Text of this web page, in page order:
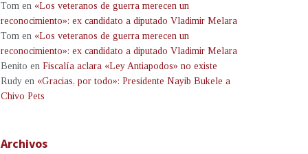
Tom en «Los veteranos de guerra merecen un
reconocimiento»: ex candidato a diputado Vladimir Melara
Tom en «Los veteranos de guerra merecen un
reconocimiento»: ex candidato a diputado Vladimir Melara
Benito en Fiscalía aclara «Ley Antiapodos» no existe
Rudy en «Gracias, por todo»: Presidente Nayib Bukele a
Chivo Pets
Archivos